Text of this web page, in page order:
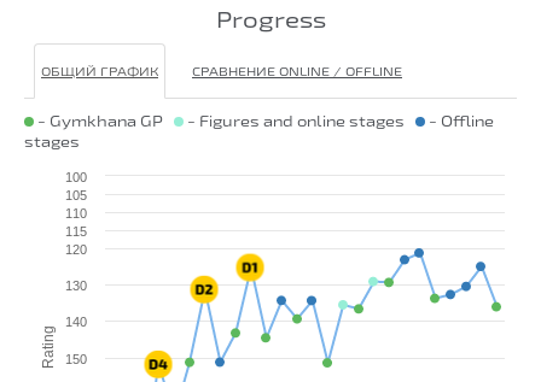
Progress
ОБЩИЙ ГРАФИК СРАВНЕНИЕ ONLINE / OFFLINE
- Gymkhana GP - Figures and online stages
- Offline
stages
Rating
100
105
110
115
120
130
140
150